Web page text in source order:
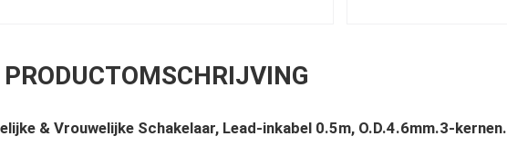
PRODUCTOMSCHRIJVING
& Vrouwelijke Schakelaar, Lead-inkabel 0.5m, O.D.4.6mm.3-kernen.